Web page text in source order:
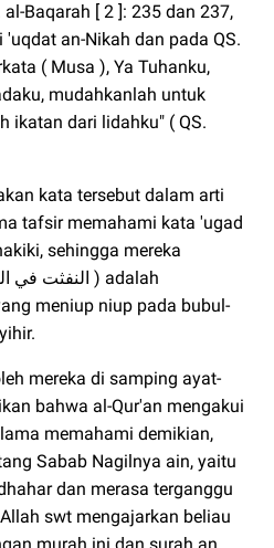
Baqarah [ 2 ]: 235 dan 237,
an-Nikah dan pada QS.
( Musa ), Ya Tuhanku,
mudahkanlah untuk
ikatan dari lidahku" ( QS.
kata tersebut dalam arti
tafsir memahami kata 'ugad
sehingga mereka
meniup niup pada bubul-
mereka di samping ayat-
bahwa al-Qur'an mengakui
memahami demikian,
Sabab Nagilnya ain, yaitu
dan merasa terganggu
swt mengajarkan beliau